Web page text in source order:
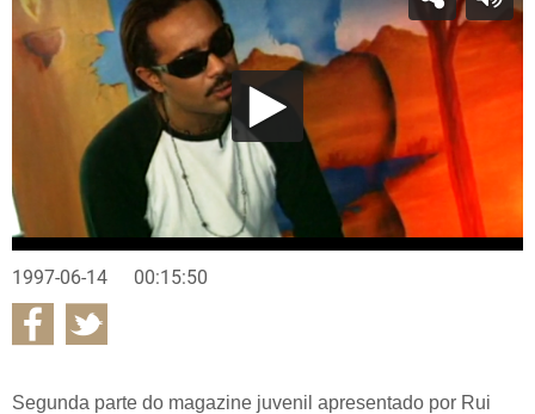
1997-06-14 00:15:50
Segunda parte do magazine juvenil apresentado por Rui